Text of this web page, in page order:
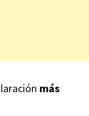
más